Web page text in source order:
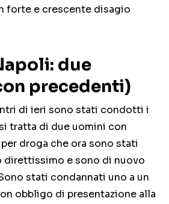
forte e crescente disagio
due
precedenti)
di ieri sono stati condotti i
tratta di due uomini con
droga che ora sono stati
direttissimo e sono di nuovo
stati condannati uno a un
obbligo di presentazione alla